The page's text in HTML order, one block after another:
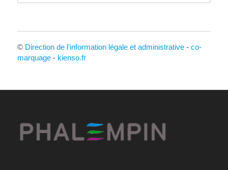
© Direction de l'information légale et administrative- co-
marquage- kienso.fr